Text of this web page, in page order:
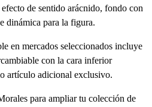
de sentido arácnido, fondo con
dinámica para la figura.
en mercados seleccionados incluye
con la cara inferior
artículo adicional exclusivo.
para ampliar tu colección de